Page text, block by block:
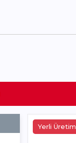
Yerli Üretim